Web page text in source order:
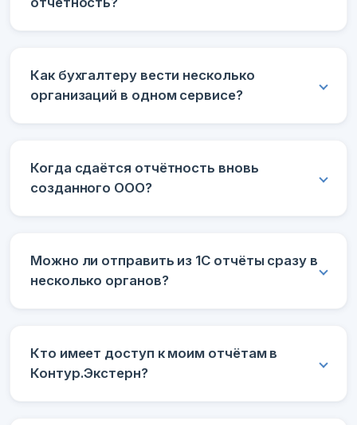
Как бухгалтеру вести несколько
организаций в одном сервисе?
Когда сдаётся отчётность вновь
созданного ООО?
Можно ли отправить из 1С отчёты сразу в
несколько органов?
Кто имеет доступ к моим отчётам в
Контур.Экстерн?